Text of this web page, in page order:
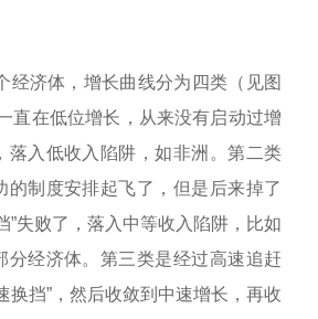
经济体，增长曲线分为四类（见图
直在低位增长，从来没有启动过增
落入低收入陷阱，如非洲。第二类
的制度安排起飞了，但是后来掉了
”失败了，落入中等收入陷阱，比如
分经济体。第三类是经过高速追赶
换挡”，然后收敛到中速增长，再收